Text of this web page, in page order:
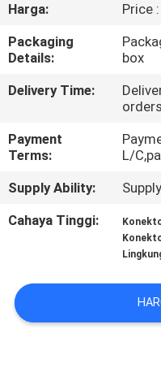
KONTROL
KUALITAS
HUBUNGI
KAMI
BERITA
KASUS
SITEMAP
Harga:
Price
Packaging
Details:
box
Delivery Time:
Payment
Terms:
L/
Supply Ability:
Cahaya Tinggi: